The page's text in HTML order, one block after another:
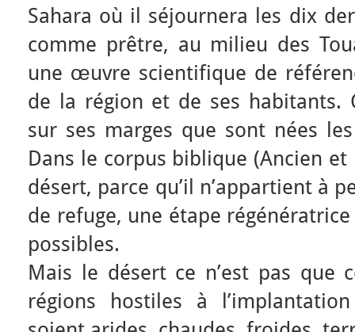
Sahara où il séjournera les dix
comme prêtre, au milieu des
une œuvre scientifique de
de la région et de ses habitants.
sur ses marges que sont nées
Dans le corpus biblique (Ancien et
désert, parce qu’il n’appartient à
de refuge, une étape
possibles.
Mais le désert ce n’est pas que
régions hostiles à